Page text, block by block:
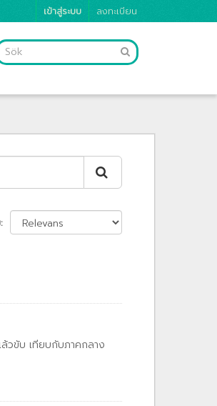
เข้าสู่ระบบ ลงทะเบียน
ล้วขับ เทียบกับภาคกลาง